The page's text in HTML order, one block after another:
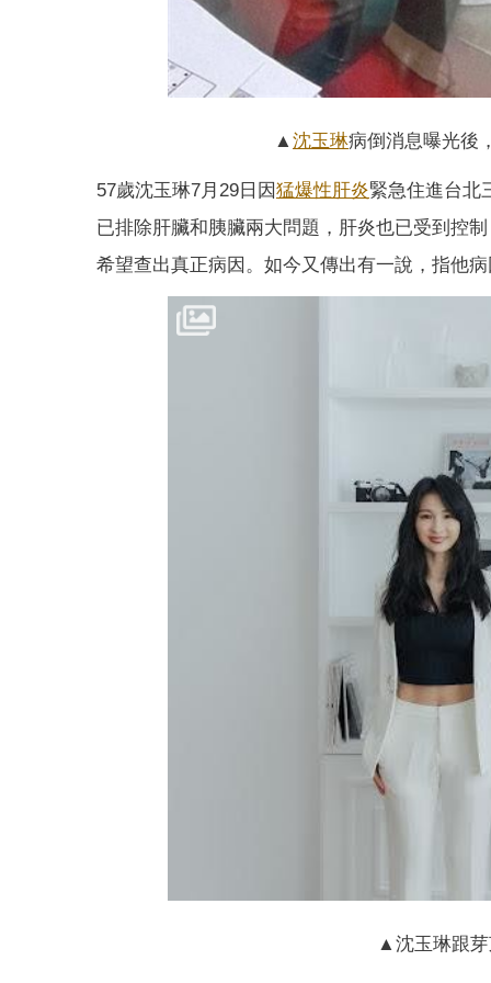
▲沈玉琳病倒消息曝光後
57歲沈玉琳7月29日因猛爆性肝炎緊急住進台北
已排除肝臟和胰臟兩大問題，肝炎也已受到控
希望查出真正病因。如今又傳出有一說，指他
▲沈玉琳跟